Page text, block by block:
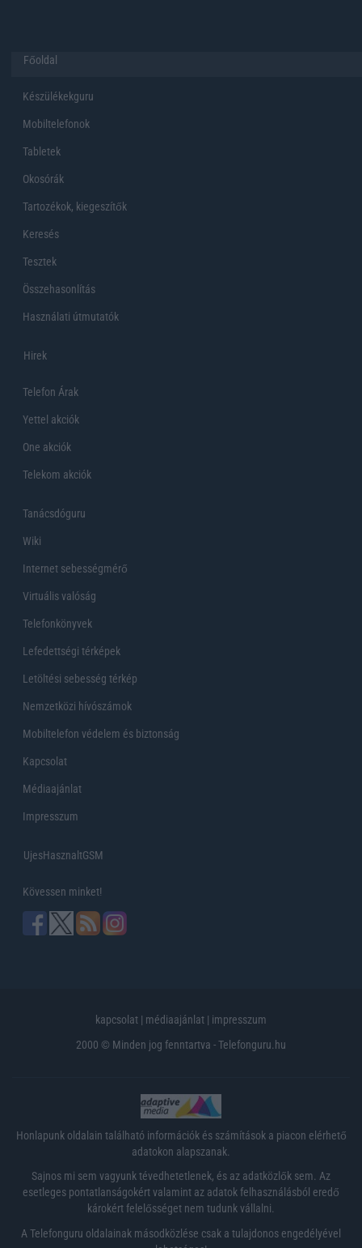
Főoldal
Készülékekguru
Mobiltelefonok
Tabletek
Okosórák
Tartozékok, kiegeszítők
Keresés
Tesztek
Összehasonlítás
Használati útmutatók
Hirek
Telefon Árak
Yettel akciók
One akciók
Telekom akciók
Tanácsdóguru
Wiki
Internet sebességmérő
Virtuális valóság
Telefonkönyvek
Lefedettségi térképek
Letöltési sebesség térkép
Nemzetközi hívószámok
Mobiltelefon védelem és biztonság
Kapcsolat
Médiaajánlat
Impresszum
UjesHasznaltGSM
Kövessen minket!
kapcsolat | médiaajánlat | impresszum
2000 © Minden jog fenntartva - Telefonguru.hu
Honlapunk oldalain található információk és számítások a piacon elérhető
adatokon alapszanak.
Sajnos mi sem vagyunk tévedhetetlenek, és az adatközlők sem. Az
esetleges pontatlanságokért valamint az adatok felhasználásból eredő
károkért felelősséget nem tudunk vállalni.
A Telefonguru oldalainak másodközlése csak a tulajdonos engedélyével